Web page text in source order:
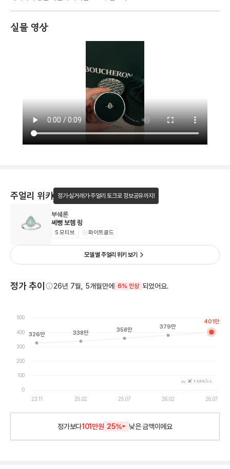
실물 영상
주얼리 위키 정가·실거래가·주얼리 토크로 정보공유까지!
부쉐론
쎄뻥 보헴 링
S 모티브 화이트골드
모델 별 주얼리 위키 보기
정가 추이 26년 7월, 5개월만에 6% 인상 되었어요.
0
100
200
300
400
500
23.11 25.02 25.07 26.02 26.07
by
326만 338만 358만 379만
401만
정가보다101만원 25% 낮은금액이에요